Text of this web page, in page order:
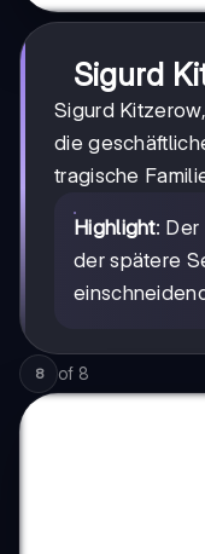
Sigurd
Sigurd
die
tragische
Highlight: Der
der spätere
8 of 8